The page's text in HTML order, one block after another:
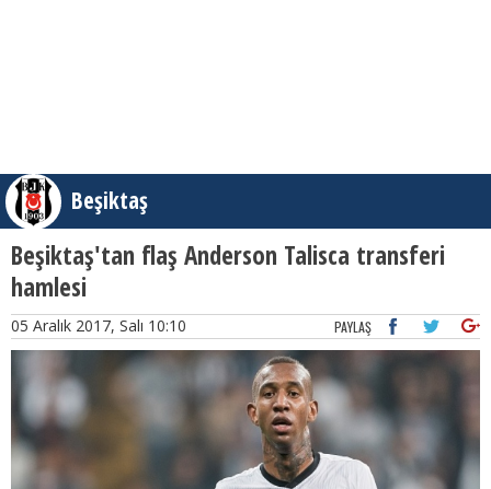
Beşiktaş
Beşiktaş'tan flaş Anderson Talisca transferi
hamlesi
05 Aralık 2017, Salı 10:10 PAYLAŞ